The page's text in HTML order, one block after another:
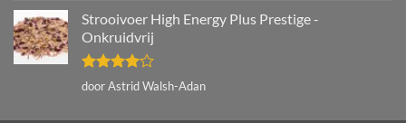
Strooivoer High Energy Plus Prestige -
Onkruidvrij
Gewaardeerd
door Astrid Walsh-Adan